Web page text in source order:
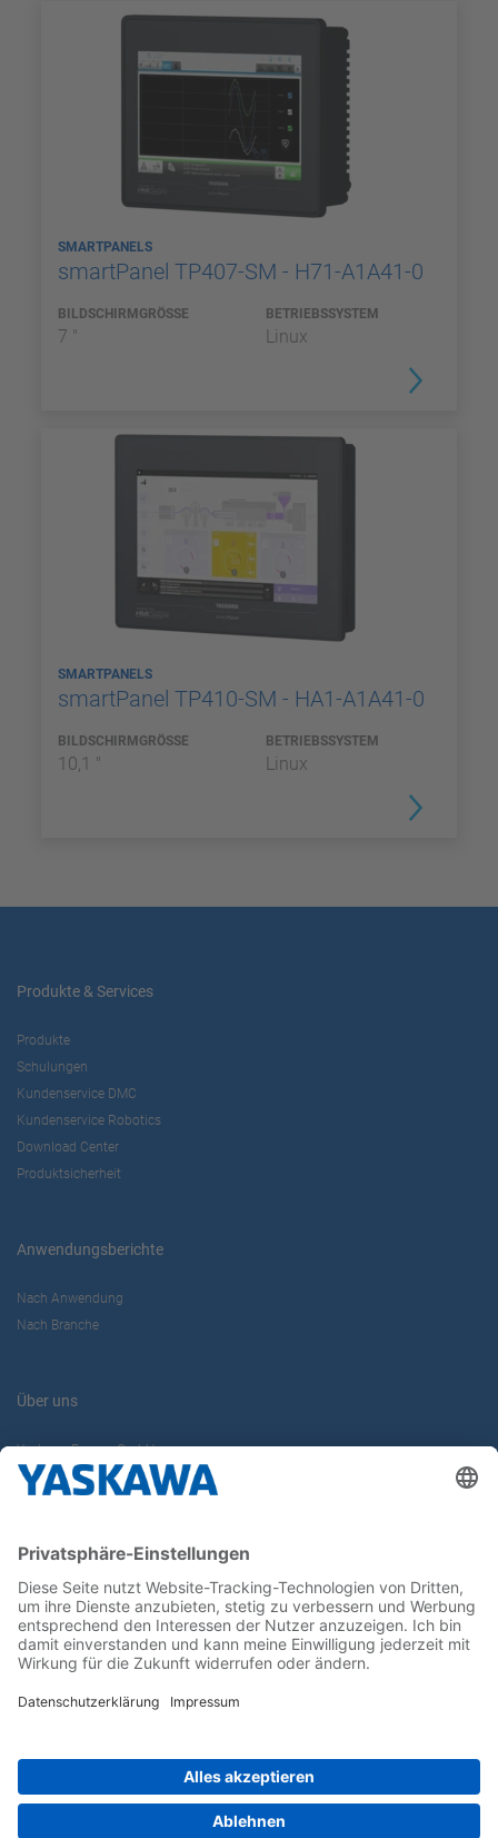
SMARTPANELS
smartPanel TP407-SM - H71-A1A41-0
BILDSCHIRMGRÖSSE
7 "
BETRIEBSSYSTEM
Linux
SMARTPANELS
smartPanel TP410-SM - HA1-A1A41-0
BILDSCHIRMGRÖSSE
10,1 "
BETRIEBSSYSTEM
Linux
Produkte & Services
Produkte
Schulungen
Kundenservice DMC
Kundenservice Robotics
Download Center
Produktsicherheit
Anwendungsberichte
Nach Anwendung
Nach Branche
Über uns
Yaskawa Europe GmbH
Karriere
Newsletter
Follow us on...